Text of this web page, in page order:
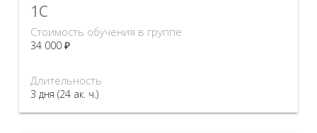
1C
Стоимость обучения в группе
34 000 ₽
Длительность
3 дня (24 ак. ч.)